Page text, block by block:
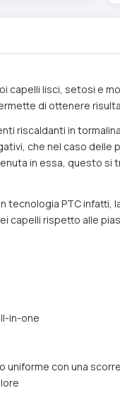
capelli lisci, setosi e
di ottenere
riscaldanti in
che nel caso
in essa, questo
tecnologia PTC
capelli rispetto alle
in-one
uniforme con una